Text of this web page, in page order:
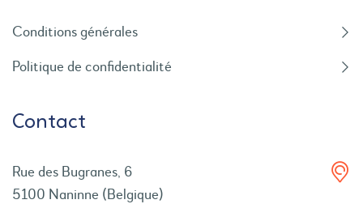
Conditions générales
Politique de confidentialité
Contact
Rue des Bugranes, 6
5100 Naninne (Belgique)